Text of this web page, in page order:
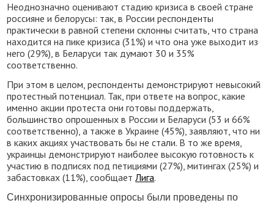
Неоднозначно оценивают стадию кризиса в своей стране
россияне и белорусы: так, в России респонденты
практически в равной степени склонны считать, что страна
находится на пике кризиса (31%) и что она уже выходит из
него (29%), в Беларуси так думают 30 и 35%
соответственно.
При этом в целом, респонденты демонстрируют невысокий
протестный потенциал. Так, при ответе на вопрос, какие
именно акции протеста они готовы поддержать,
большинство опрошенных в России и Беларуси (53 и 66%
соответственно), а также в Украине (45%), заявляют, что ни
в каких акциях участвовать бы не стали. В то же время,
украинцы демонстрируют наиболее высокую готовность к
участию в подписях под петициями (27%), митингах (25%) и
забастовках (11%), сообщаетЛига.
Синхронизированные опросы были проведены по